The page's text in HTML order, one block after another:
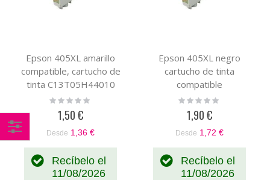
Epson 405XL amarillo
compatible, cartucho de
tinta C13T05H44010
Rating:
1,50 €
Desde 1,36 €
Recíbelo el
11/08/2026
Epson 405XL negro
cartucho de tinta
compatible
C13T05H14010
Rating:
1,90 €
Desde 1,72 €
Recíbelo el
11/08/2026
Comprar